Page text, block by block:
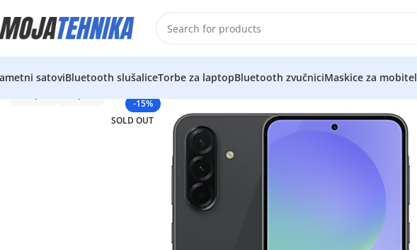
satoviBluetooth slušaliceTorbe za laptopBluetooth zvučniciMaskice za mobitel
-15%
SOLD OUT